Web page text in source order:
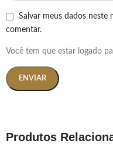
Salvar meus dados neste
comentar.
Você tem que estar logado
Produtos